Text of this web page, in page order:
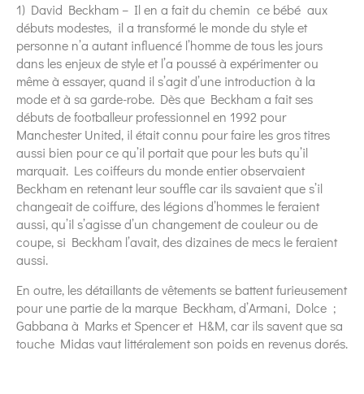
1) David Beckham – Il en a fait du chemin ce bébé aux
débuts modestes, il a transformé le monde du style et
personne n’a autant influencé l’homme de tous les jours
dans les enjeux de style et l’a poussé à expérimenter ou
même à essayer, quand il s’agit d’une introduction à la
mode et à sa garde-robe. Dès que Beckham a fait ses
débuts de footballeur professionnel en 1992 pour
Manchester United, il était connu pour faire les gros titres
aussi bien pour ce qu’il portait que pour les buts qu’il
marquait. Les coiffeurs du monde entier observaient
Beckham en retenant leur souffle car ils savaient que s’il
changeait de coiffure, des légions d’hommes le feraient
aussi, qu’il s’agisse d’un changement de couleur ou de
coupe, si Beckham l’avait, des dizaines de mecs le feraient
aussi.
En outre, les détaillants de vêtements se battent furieusement
pour une partie de la marque Beckham, d’Armani, Dolce ;
Gabbana à Marks et Spencer et H&M, car ils savent que sa
touche Midas vaut littéralement son poids en revenus dorés.